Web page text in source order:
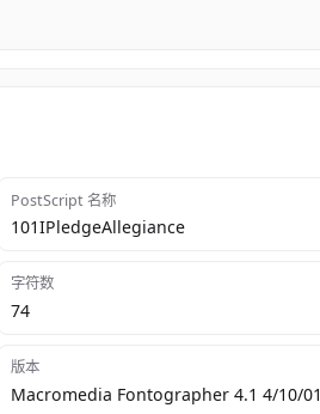
PostScript 名称
101IPledgeAllegiance
字符数
74
版本
Macromedia Fontographer 4.1 4/10/01